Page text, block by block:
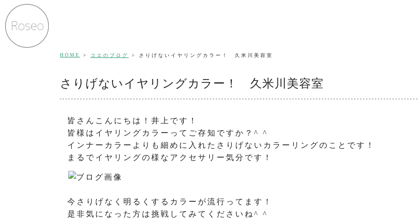
HOME コエのブログ さりげないイヤリングカラー！ 久米川美容室
さりげないイヤリングカラー！ 久米川美容室
皆さんこんにちは！井上です！
皆様はイヤリングカラーってご存知ですか？^ ^
インナーカラーよりも細めに入れたさりげないカラーリングのことです！
まるでイヤリングの様なアクセサリー気分です！
今さりげなく明るくするカラーが流行ってます！
是非気になった方は挑戦してみてくださいね^ ^